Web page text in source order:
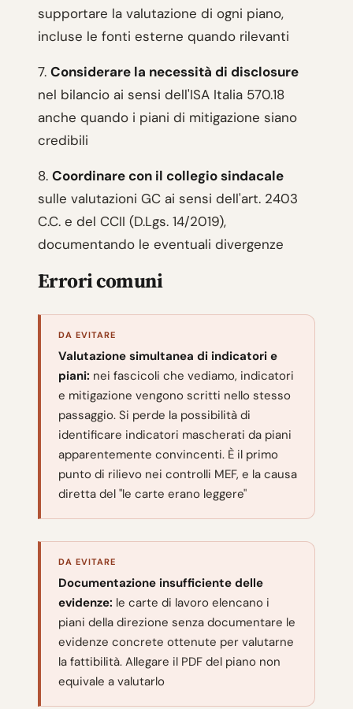
supportare la valutazione di ogni piano,
incluse le fonti esterne quando rilevanti
7. Considerare la necessità di disclosure
nel bilancio ai sensi dell'ISA Italia 570.18
anche quando i piani di mitigazione siano
credibili
8. Coordinare con il collegio sindacale
sulle valutazioni GC ai sensi dell'art. 2403
C.C. e del CCII (D.Lgs. 14/2019),
documentando le eventuali divergenze
Errori comuni
DA EVITARE
Valutazione simultanea di indicatori e
piani: nei fascicoli che vediamo, indicatori
e mitigazione vengono scritti nello stesso
passaggio. Si perde la possibilità di
identificare indicatori mascherati da piani
apparentemente convincenti. È il primo
punto di rilievo nei controlli MEF, e la causa
diretta del "le carte erano leggere"
DA EVITARE
Documentazione insufficiente delle
evidenze: le carte di lavoro elencano i
piani della direzione senza documentare le
evidenze concrete ottenute per valutarne
la fattibilità. Allegare il PDF del piano non
equivale a valutarlo